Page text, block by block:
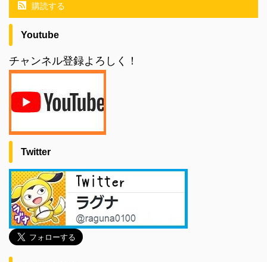
購読する
Youtube
チャンネル登録よろしく！
Twitter